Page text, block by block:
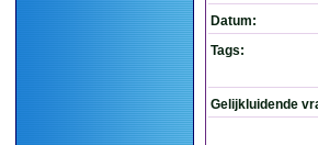
Datum:
Tags:
Gelijkluidende